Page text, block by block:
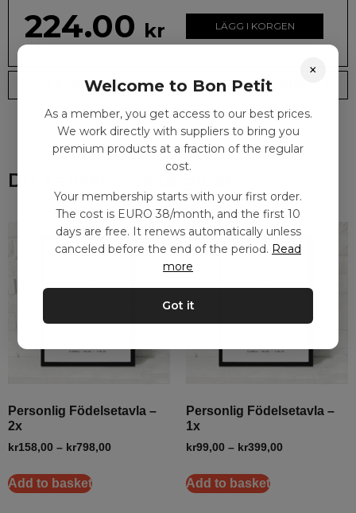
224.00 kr LÄGG I KORGEN
Leveranstid: 2-10 dagar Frakt EURO 4
Du kanske också gillar
Personlig Födelsetavla –
2x
kr158,00 – kr798,00
Add to basket
Personlig Födelsetavla –
1x
kr99,00 – kr399,00
Add to basket
×
Welcome to Bon Petit
As a member, you get access to our best prices.
We work directly with suppliers to bring you
premium products at a fraction of the regular
cost.
Your membership starts with your first order.
The cost is EURO 38/month, and the first 10
days are free. It renews automatically unless
canceled before the end of the period. Read
more
Got it